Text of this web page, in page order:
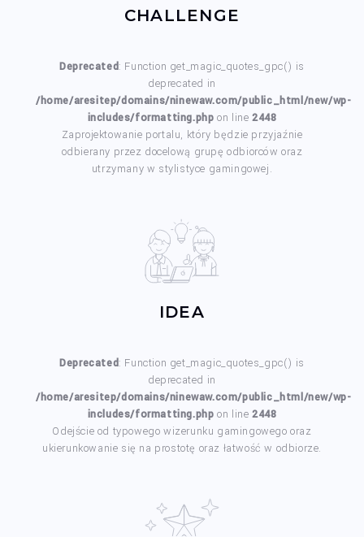
CHALLENGE
Deprecated: Function get_magic_quotes_gpc() is
deprecated in
/home/aresitep/domains/ninewaw.com/public_html/new/wp-
includes/formatting.php on line 2448
Zaprojektowanie portalu, który będzie przyjaźnie
odbierany przez docelową grupę odbiorców oraz
utrzymany w stylistyce gamingowej.
IDEA
Deprecated: Function get_magic_quotes_gpc() is
deprecated in
/home/aresitep/domains/ninewaw.com/public_html/new/wp-
includes/formatting.php on line 2448
Odejście od typowego wizerunku gamingowego oraz
ukierunkowanie się na prostotę oraz łatwość w odbiorze.